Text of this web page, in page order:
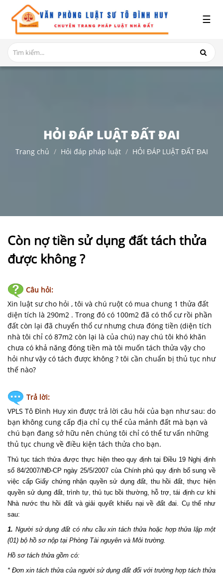
GIỚI
THIỆU
DỊCH
TỤC
ĐẤT
VĂN
-
BIỂU
MẪU
LIÊN
HỆ
☰
HỎI ĐÁP LUẬT ĐẤT ĐAI
Trang chủ Hỏi đáp pháp luật HỎI ĐÁP LUẬT ĐẤT ĐAI
Còn nợ tiền sử dụng đất tách thửa
được không ?
Câu hỏi:
Xin luật sư cho hỏi , tôi và chú ruột có mua chung 1 thửa đất
diện tích là 290m2 . Trong đó có 100m2 đã có thổ cư rồi phần
đất còn lại đã chuyển thổ cư nhưng chưa đóng tiền (diện tích
nhà tôi chỉ có 87m2 còn lại là của chú) nay chú tôi khó khăn
chưa có khả năng đóng tiền mà tôi muốn tách thửa vậy cho
hỏi như vậy có tách được không ? tôi cần chuẩn bị thủ tục như
thế nào?
Trả lời:
VPLS Tô Đình Huy xin được trả lời câu hỏi của bạn như sau: do
bạn không cung cấp địa chỉ cụ thể của mảnh đất mà bạn và
chú bạn đang sở hữu nên chúng tôi chỉ có thể tư vấn những
thủ tục chung về điều kiện tách thửa cho bạn.
Thủ tục tách thửa được thực hiện theo quy định tại Điều 19 Nghị định
số 84/2007/NĐ-CP ngày 25/5/2007 của Chính phủ quy định bổ sung về
việc cấp Giấy chứng nhận quyền sử dụng đất, thu hồi đất, thực hiện
quyền sử dụng đất, trình tự, thủ tục bồi thường, hỗ trợ, tái định cư khi
Nhà nước thu hồi đất và giải quyết khiếu nại về đất đai. Cụ thể như
sau:
1. Người sử dụng đất có nhu cầu xin tách thửa hoặc hợp thửa lập một
(01) bộ hồ sơ nộp tại Phòng Tài nguyên và Môi trường.
Hồ sơ tách thửa gồm có:
* Đơn xin tách thửa của người sử dụng đất đối với trường hợp tách thửa